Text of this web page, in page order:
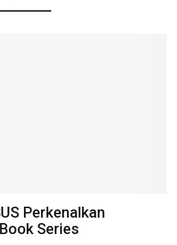
Perkenalkan
Series